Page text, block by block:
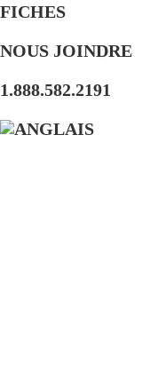
FICHES
NOUS JOINDRE
1.888.582.2191